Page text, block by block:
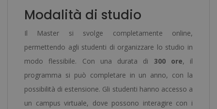
Modalità di studio
Il Master si svolge completamente online,
permettendo agli studenti di organizzare lo studio in
modo flessibile. Con una durata di 300 ore, il
programma si può completare in un anno, con la
possibilità di estensione. Gli studenti hanno accesso a
un campus virtuale, dove possono interagire con i